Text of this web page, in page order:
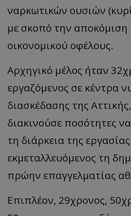
ναρκωτικών ουσιών
με σκοπό την
οικονομικού οφέλους.
Αρχηγικό μέλος ήταν
εργαζόμενος σε κέντρα
διασκέδασης της
διακινούσε ποσότητες
τη διάρκεια της
εκμεταλλευόμενος τη
πρώην επαγγελματίας
Επιπλέον, 29χρονος,